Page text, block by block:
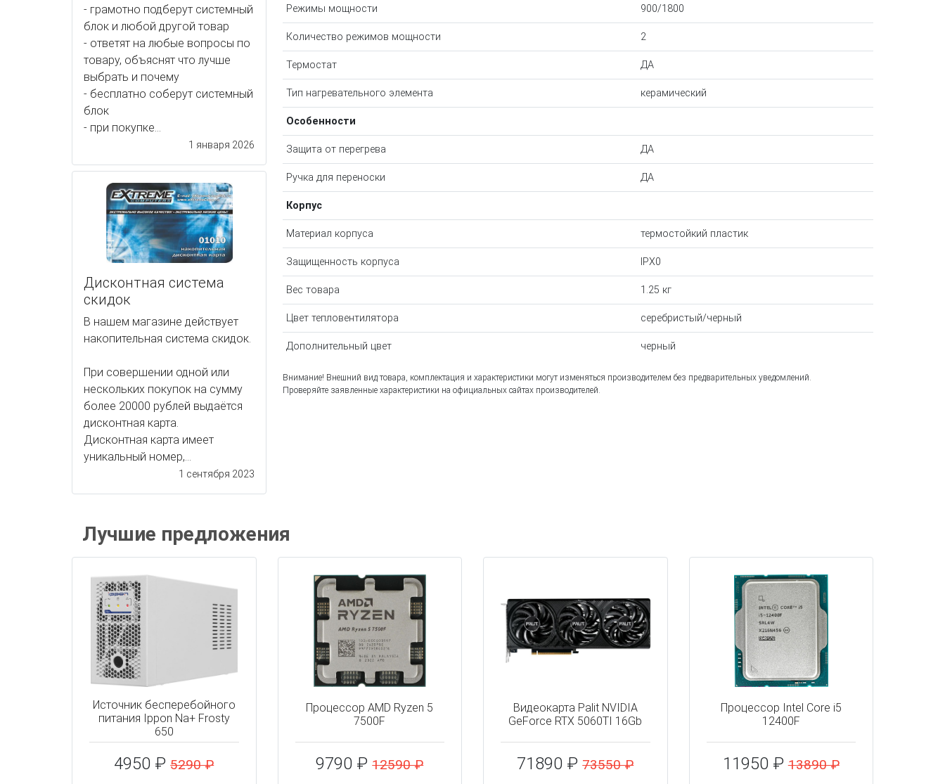
- грамотно подберут системный
блок и любой другой товар
- ответят на любые вопросы по
товару, объяснят что лучше
выбрать и почему
- бесплатно соберут системный
блок
- при покупке...
1 января 2026
Дисконтная система
скидок
В нашем магазине действует
накопительная система скидок.
При совершении одной или
нескольких покупок на сумму
более 20000 рублей выдаётся
дисконтная карта.
Дисконтная карта имеет
уникальный номер,...
1 сентября 2023
Режимы мощности 900/1800
Количество режимов мощности 2
Термостат ДА
Тип нагревательного элемента керамический
Особенности
Защита от перегрева ДА
Ручка для переноски ДА
Корпус
Материал корпуса термостойкий пластик
Защищенность корпуса IPX0
Вес товара 1.25 кг
Цвет тепловентилятора серебристый/черный
Дополнительный цвет черный
Внимание! Внешний вид товара, комплектация и характеристики могут изменяться производителем без предварительных уведомлений.
Проверяйте заявленные характеристики на официальных сайтах производителей.
Лучшие предложения
Источник бесперебойного
питания Ippon Na+ Frosty
650
4950 ₽5290 ₽
Процессор AMD Ryzen 5
7500F
9790 ₽12590 ₽
Видеокарта Palit NVIDIA
GeForce RTX 5060TI 16Gb
71890 ₽73550 ₽
Процессор Intel Core i5
12400F
11950 ₽13890 ₽